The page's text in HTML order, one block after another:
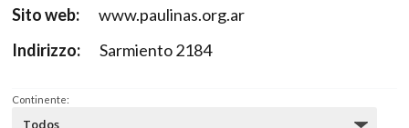
Sito web:
www.paulinas.org.ar
Indirizzo:
Sarmiento 2184
Continente: